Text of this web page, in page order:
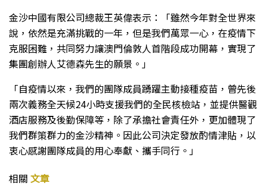
金沙中國有限公司總裁王英偉表示：「雖然今年對全世界來
說，依然是充滿挑戰的一年，但是我們萬眾一心，在疫情下
克服困難，共同努力讓澳門倫敦人首階段成功開幕，實現了
集團創辦人艾德森先生的願景。」
「自疫情以來，我們的團隊成員踴躍主動接種疫苗，曾先後
兩次義務全天候24小時支援我們的全民核檢站，並提供醫觀
酒店服務及後勤保障等，除了承擔社會責任外，更加體現了
我們群策群力的金沙精神。因此公司決定發放酌情津貼，以
衷心感謝團隊成員的用心奉獻、攜手同行。」
相關 文章